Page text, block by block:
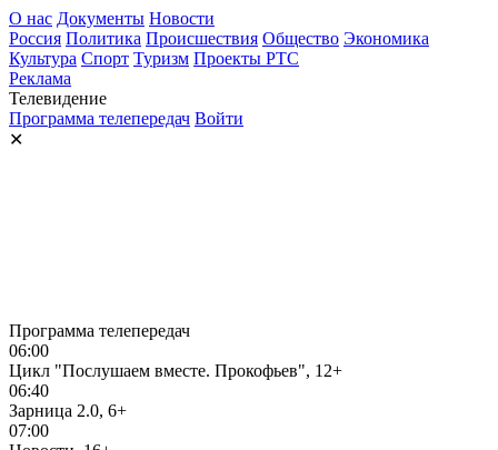
О нас Документы Новости
Россия Политика Происшествия Общество Экономика
Культура Спорт Туризм Проекты РТС
Реклама
Телевидение
Программа телепередач Войти
✕
Программа телепередач
06:00
Цикл "Послушаем вместе. Прокофьев", 12+
06:40
Зарница 2.0, 6+
07:00